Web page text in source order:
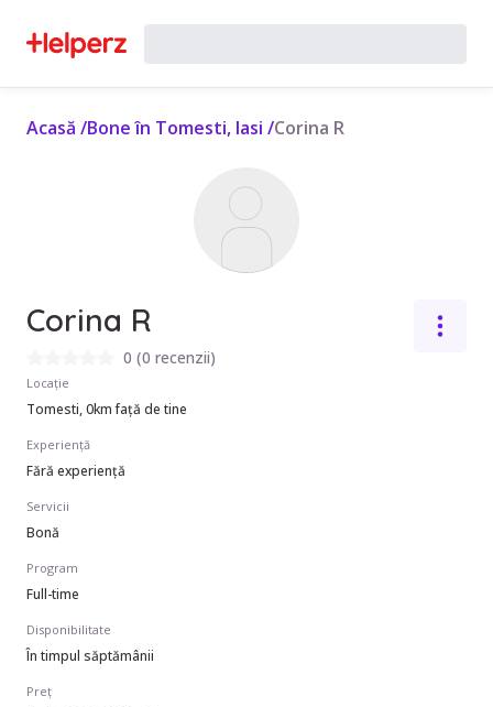
Acasă /Bone în Tomesti, Iasi /Corina R
Corina R
0 (0 recenzii)
Locație
Tomesti, 0km față de tine
Experiență
Fără experiență
Servicii
Bonă
Program
Full-time
Disponibilitate
În timpul săptămânii
Preț